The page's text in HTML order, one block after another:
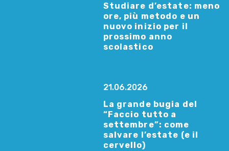
Studiare d’estate: meno
ore, più metodo e un
nuovo inizio per il
prossimo anno
scolastico
21.06.2026
La grande bugia del
“Faccio tutto a
settembre”: come
salvare l’estate (e il
cervello)